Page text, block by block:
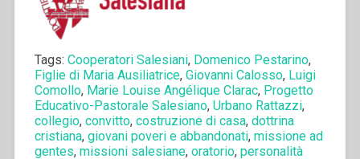
Tags: Cooperatori Salesiani, Domenico Pestarino,
Figlie di Maria Ausiliatrice, Giovanni Calosso, Luigi
Comollo, Marie Louise Angélique Clarac, Progetto
Educativo-Pastorale Salesiano, Urbano Rattazzi,
collegio, convitto, costruzione di casa, dottrina
cristiana, giovani poveri e abbandonati, missione ad
gentes, missioni salesiane, oratorio, personalità